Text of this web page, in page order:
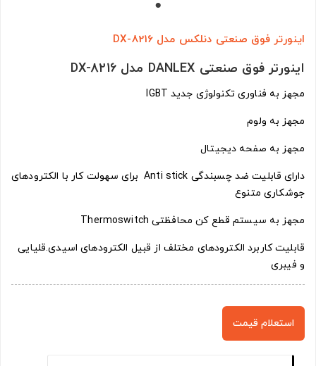
اینورتر فوق صنعتی دنلکس مدل DX-8216
اینورتر فوق صنعتی DANLEX مدل DX-8216
مجهز به فناوری تکنولوژی جدید IGBT
مجهز به ولوم
مجهز به صفحه دیجیتال
دارای قابلیت ضد چسبندگی Anti stick برای سهولت کار با الکترودهای
جوشکاری متنوع
مجهز به سیستم قطع کن محافظتی Thermoswitch
قابلیت کاربرد الکترودهای مختلف از قبیل الکترودهای اسیدی.قلیایی
و فیبری
استعلام قیمت